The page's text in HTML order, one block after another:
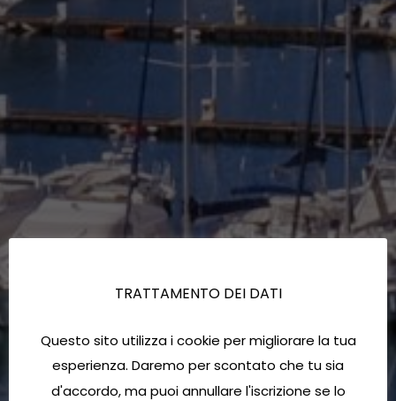
TRATTAMENTO DEI DATI
Questo sito utilizza i cookie per migliorare la tua
esperienza. Daremo per scontato che tu sia
d'accordo, ma puoi annullare l'iscrizione se lo